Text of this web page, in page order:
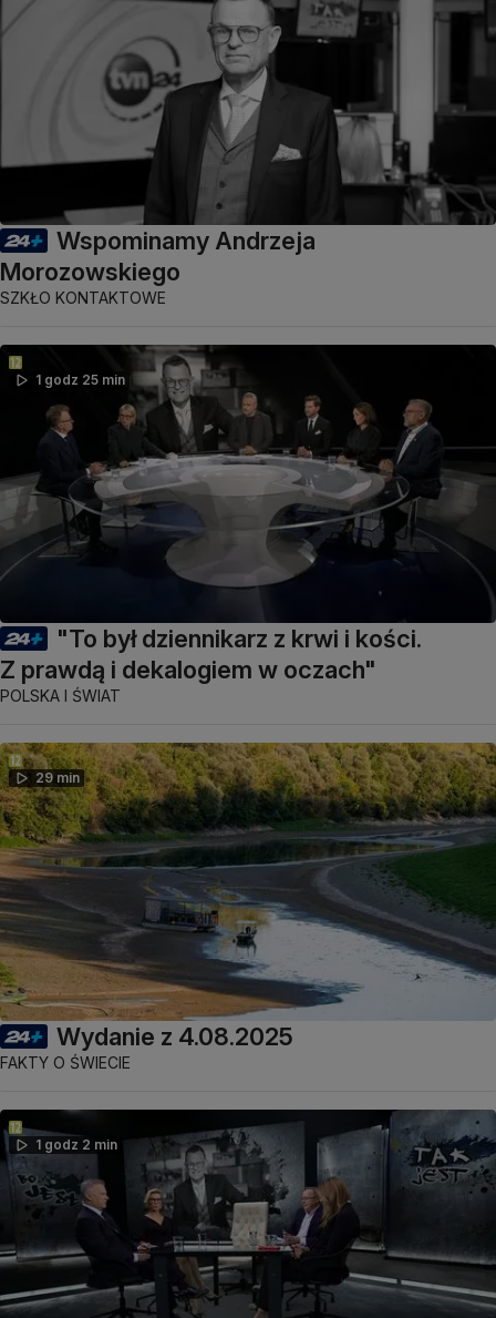
Wspominamy Andrzeja
Morozowskiego
SZKŁO KONTAKTOWE
1 godz 25 min
"To był dziennikarz z krwi i kości.
Z prawdą i dekalogiem w oczach"
POLSKA I ŚWIAT
29 min
Wydanie z 4.08.2025
FAKTY O ŚWIECIE
1 godz 2 min